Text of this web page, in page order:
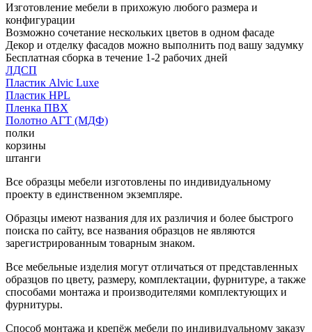
Изготовление мебели в прихожую любого размера и
конфигурации
Возможно сочетание нескольких цветов в одном фасаде
Декор и отделку фасадов можно выполнить под вашу задумку
Бесплатная сборка в течение 1-2 рабочих дней
ЛДСП
Пластик Alvic Luxe
Пластик HPL
Пленка ПВХ
Полотно АГТ (МДФ)
полки
корзины
штанги
Все образцы мебели изготовлены по индивидуальному
проекту в единственном экземпляре.
Образцы имеют названия для их различия и более быстрого
поиска по сайту, все названия образцов не являются
зарегистрированным товарным знаком.
Все мебельные изделия могут отличаться от представленных
образцов по цвету, размеру, комплектации, фурнитуре, а также
способами монтажа и производителями комплектующих и
фурнитуры.
Способ монтажа и крепёж мебели по индивидуальному заказу